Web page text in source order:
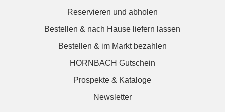
Reservieren und abholen
Bestellen & nach Hause liefern lassen
Bestellen & im Markt bezahlen
HORNBACH Gutschein
Prospekte & Kataloge
Newsletter